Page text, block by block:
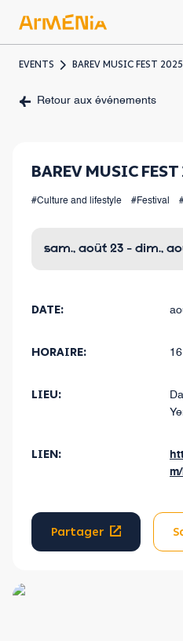
EVENTS BAREV MUSIC FEST 2025
Retour aux événements
BAREV MUSIC
#Culture and lifestyle #Festival
sam., août 23 - dim.,
DATE:
HORAIRE:
LIEU:
LIEN:
Partager